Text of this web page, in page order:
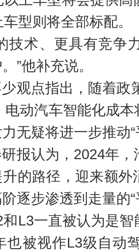
型则将全部标配。
技术、更具有竞争
”他补充说。
观点指出，随着政
电动汽车智能化成
无疑将进一步推动
报认为，2024年
升的路径，迎来额
逐步渗透到走量的“
和L3一直被认为是
也被视作L3级自动